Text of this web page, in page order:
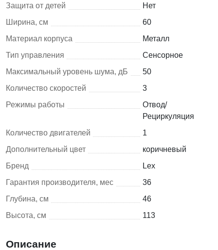
Защита от детей
Нет
Ширина, см
60
Материал корпуса
Металл
Тип управления
Сенсорное
Максимальный уровень шума, дБ
50
Количество скоростей
3
Режимы работы
Отвод/
Рециркуляция
Количество двигателей
1
Дополнительный цвет
коричневый
Бренд
Lex
Гарантия производителя, мес
36
Глубина, см
46
Высота, см
113
Описание